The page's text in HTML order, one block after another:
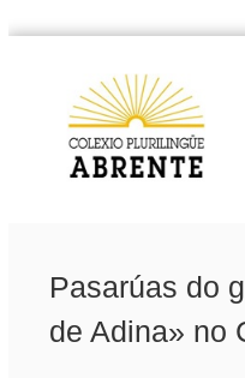
Plurilingüe
Abrente
Pasarúas do
de Adina» no